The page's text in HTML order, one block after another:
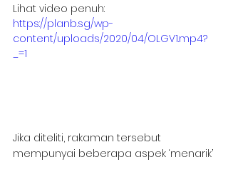
Lihat video penuh:
https://planb.sg/wp-
content/uploads/2020/04/OLGV1.mp4?
_=1
Jika diteliti, rakaman tersebut
mempunyai beberapa aspek ‘menarik’